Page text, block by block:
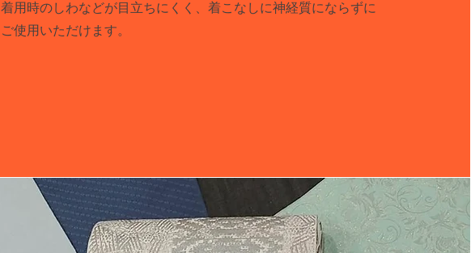
着用時のしわなどが目立ちにくく、着こなしに神経質にならずに
​ご使用いただけます。